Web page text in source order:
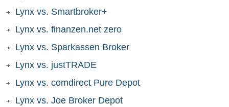
Lynx vs. Smartbroker+
Lynx vs. finanzen.net zero
Lynx vs. Sparkassen Broker
Lynx vs. justTRADE
Lynx vs. comdirect Pure Depot
Lynx vs. Joe Broker Depot